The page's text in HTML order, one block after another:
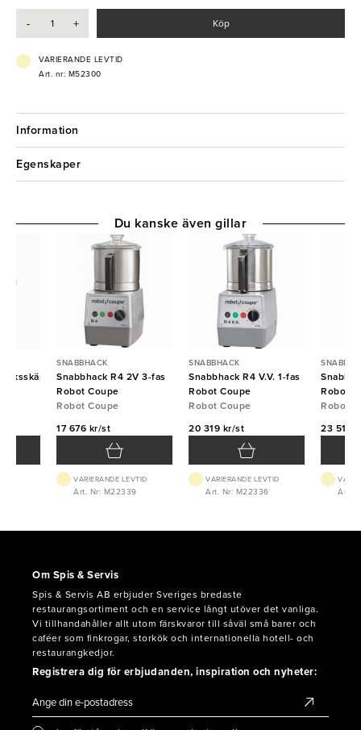
Kärl 28-liter
- + Köp
VARIERANDE LEVTID
Art. nr: M52300
Information
Egenskaper
SNABBHACK
Snabbhack R4 2V 3-fas
Robot Coupe
Robot Coupe
17 676 kr/st
VARIERANDE LEVTID
Art. Nr: M22339
SNABBHACK
Snabbhack R4 V.V. 1-fas
Robot Coupe
Robot Coupe
20 319 kr/st
VARIERANDE LEVTID
Art. Nr: M22336
Robot
Robot
23 511
Art.
Du kanske även gillar
Om Spis & Servis
Spis & Servis AB erbjuder Sveriges bredaste
restaurangsortiment och en service långt utöver det vanliga.
Vi tillhandahåller allt utom färskvaror till såväl små barer och
caféer som finkrogar, storkök och internationella hotell- och
restaurangkedjor.
Registrera dig för erbjudanden, inspiration och nyheter: